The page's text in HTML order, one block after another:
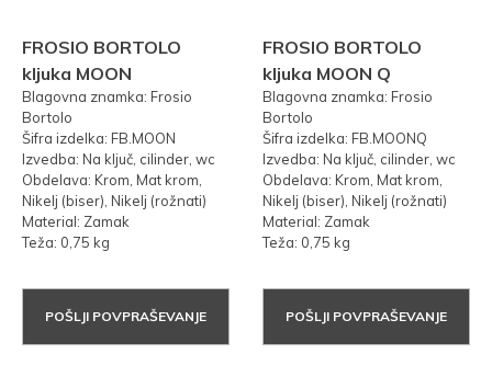
FROSIO BORTOLO
kljuka MOON
Blagovna znamka: Frosio
Bortolo
Šifra izdelka: FB.MOON
Izvedba: Na ključ, cilinder, wc
Obdelava: Krom, Mat krom,
Nikelj (biser), Nikelj (rožnati)
Material: Zamak
Teža: 0,75 kg
POŠLJI POVPRAŠEVANJE
FROSIO BORTOLO
kljuka MOON Q
Blagovna znamka: Frosio
Bortolo
Šifra izdelka: FB.MOONQ
Izvedba: Na ključ, cilinder, wc
Obdelava: Krom, Mat krom,
Nikelj (biser), Nikelj (rožnati)
Material: Zamak
Teža: 0,75 kg
POŠLJI POVPRAŠEVANJE